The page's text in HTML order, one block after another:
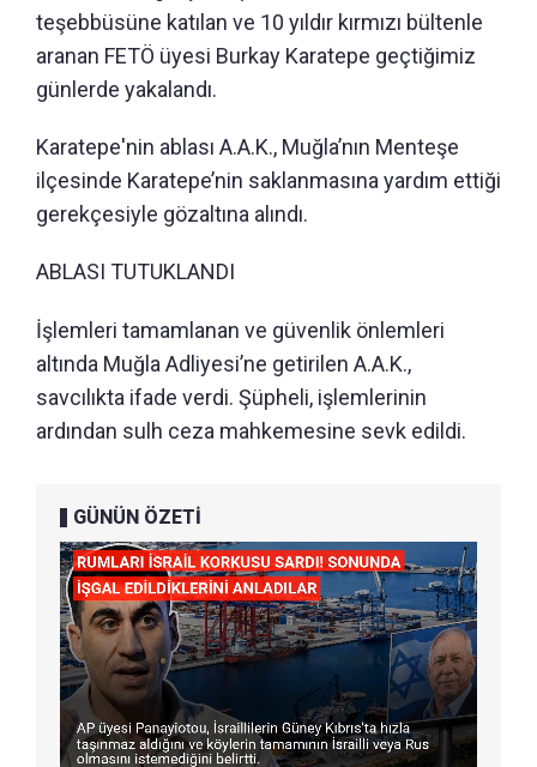
teşebbüsüne katılan ve 10 yıldır kırmızı bültenle
aranan FETÖ üyesi Burkay Karatepe geçtiğimiz
günlerde yakalandı.
Karatepe'nin ablası A.A.K., Muğla’nın Menteşe
ilçesinde Karatepe’nin saklanmasına yardım ettiği
gerekçesiyle gözaltına alındı.
ABLASI TUTUKLANDI
İşlemleri tamamlanan ve güvenlik önlemleri
altında Muğla Adliyesi’ne getirilen A.A.K.,
savcılıkta ifade verdi. Şüpheli, işlemlerinin
ardından sulh ceza mahkemesine sevk edildi.
GÜNÜN ÖZETİ